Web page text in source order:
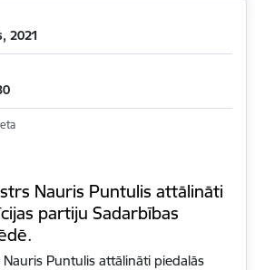
2021
Nauris Puntulis attālināti
partiju Sadarbības
Puntulis attālināti piedalās